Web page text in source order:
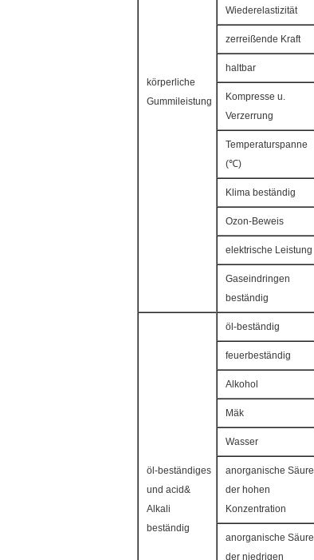
körperliche
Gummileistung
Wiederelastizität
zerreißende Kraft
haltbar
Kompresse u.
Verzerrung
Temperaturspanne
(℃)
Klima beständig
Ozon-Beweis
elektrische Leistung
Gaseindringen
beständig
öl-beständiges
und acid&
Alkali
beständig
öl-beständig
feuerbeständig
Alkohol
Mäk
Wasser
anorganische Säure
der hohen
Konzentration
anorganische Säure
der niedrigen